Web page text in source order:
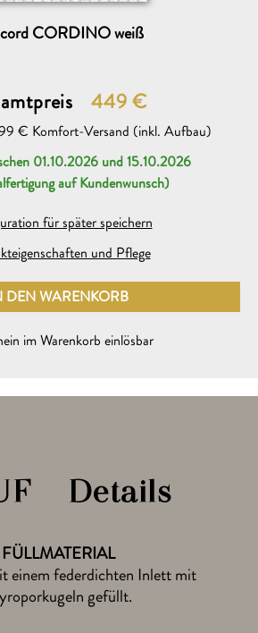
mit einem søfa.com Experten
oder am folgenden Werktag (Mo bis
Rufnummer angerufen werden
mitschicken zur Bestellung des
gelesen
MUSTER BESTELLEN
CORDINO weiß
449€
€ Komfort-Versand (inkl. Aufbau)
01.10.2026 und 15.10.2026
auf Kundenwunsch)
für später speichern
und Pflege
DEN WARENKORB
im Warenkorb einlösbar
– Details
FÜLLMATERIAL
einem federdichten Inlett mit
gefüllt.